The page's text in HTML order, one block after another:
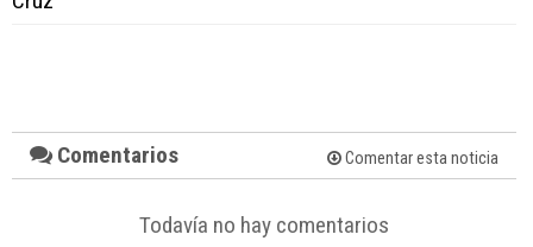
Comentarios Comentar esta noticia
Todavía no hay comentarios